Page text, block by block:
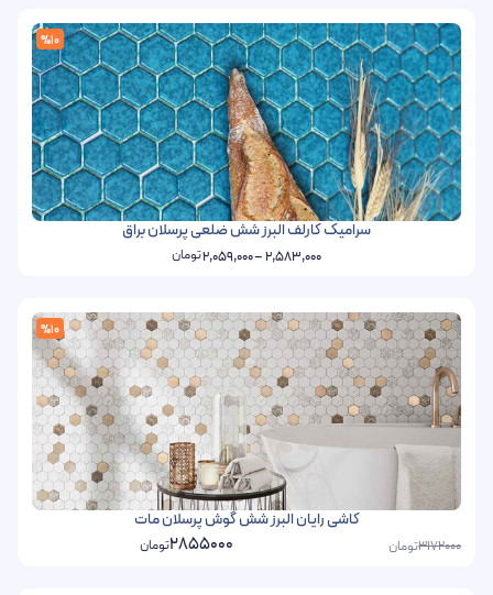
%10
سرامیک کارلف البرز شش ضلعی پرسلان براق
2,583,000
–
2,059,000تومان
%10
کاشی رایان البرز شش گوش پرسلان مات
3172000تومان 2855000تومان